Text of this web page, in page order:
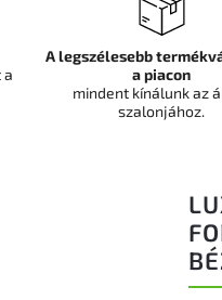
a
A legszélesebb
a piacon
mindent kínálunk az
szalonjához.